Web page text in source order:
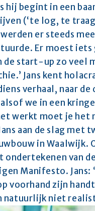
begint in een
(‘te log, te
er steeds
Er moest iets
de start-up zo veel
Jans kent
verhaal, naar
we in een
werkt moet je het
aan de slag met
in Waalwijk.
van
Manifesto. Jans:
voorhand zijn
natuurlijk niet